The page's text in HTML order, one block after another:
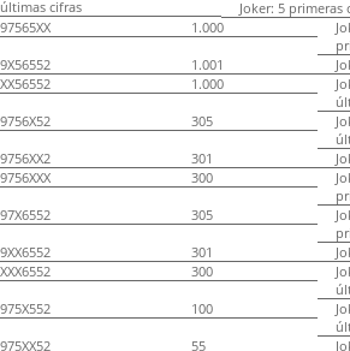
últimas cifras
Joker: 5 primeras
97565XX
1.000
9X56552
1.001
XX56552
1.000
9756X52
305
9756XX2
301
9756XXX
300
97X6552
305
9XX6552
301
XXX6552
300
975X552
100
975XX52
55